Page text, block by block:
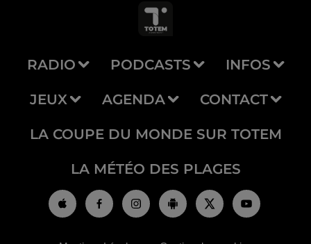
RADIO PODCASTS INFOS
JEUX AGENDA CONTACT
LA COUPE DU MONDE SUR TOTEM
LA MÉTÉO DES PLAGES